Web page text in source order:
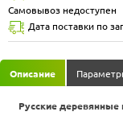
Самовывоз недоступен
Дата поставки по
Описание
Русские